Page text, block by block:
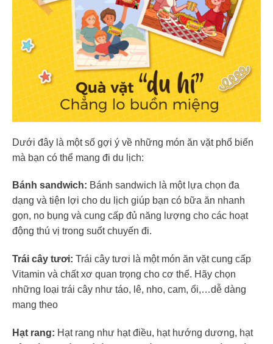
Dưới đây là một số gợi ý về những món ăn vặt phổ biến
mà bạn có thể mang đi du lịch:
Bánh sandwich: Bánh sandwich là một lựa chọn đa
dạng và tiện lợi cho du lịch giúp bạn có bữa ăn nhanh
gọn, no bụng và cung cấp đủ năng lượng cho các hoạt
động thú vị trong suốt chuyến đi.
Trái cây tươi: Trái cây tươi là một món ăn vặt cung cấp
Vitamin và chất xơ quan trọng cho cơ thể. Hãy chọn
những loại trái cây như táo, lê, nho, cam, ổi,…dễ dàng
mang theo
Hạt rang: Hạt rang như hạt điều, hạt hướng dương, hạt